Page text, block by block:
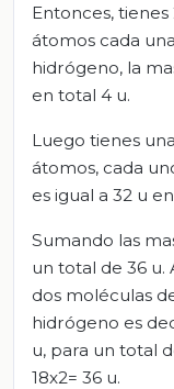
Entonces,
átomos cada
hidrógeno, la
en total 4 u.
Luego tienes
átomos, cada
es igual a 32 u
Sumando las
un total de 36 u.
dos moléculas
hidrógeno es
u, para un total
18x2= 36 u.